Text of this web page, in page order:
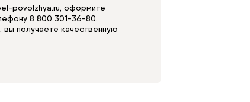
povolzhya.ru, оформите
8 800 301-36-80.
, вы получаете качественную